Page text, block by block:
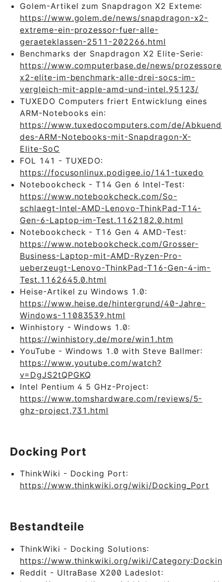
Golem-Artikel zum Snapdragon X2 Exteme:
https://www.golem.de/news/snapdragon-x2-
extreme-ein-prozessor-fuer-alle-
geraeteklassen-2511-202266.html
Benchmarks der Snapdragon X2 Elite-Serie:
https://www.computerbase.de/news/
x2-elite-im-benchmark-alle-drei-socs-im-
vergleich-mit-apple-amd-und-intel.95123/
TUXEDO Computers friert Entwicklung eines
ARM-Notebooks ein:
https://www.tuxedocomputers.com/de/
des-ARM-Notebooks-mit-Snapdragon-X-
Elite-SoC
FOL 141 - TUXEDO:
https://focusonlinux.podigee.io/141-tuxedo
Notebookcheck - T14 Gen 6 Intel-Test:
https://www.notebookcheck.com/So-
schlaegt-Intel-AMD-Lenovo-ThinkPad-T14-
Gen-6-Laptop-im-Test.1162182.0.html
Notebookcheck - T16 Gen 4 AMD-Test:
https://www.notebookcheck.com/Grosser-
Business-Laptop-mit-AMD-Ryzen-Pro-
ueberzeugt-Lenovo-ThinkPad-T16-Gen-4-im-
Test.1162645.0.html
Heise-Artikel zu Windows 1.0:
https://www.heise.de/hintergrund/40-Jahre-
Windows-11083539.html
Winhistory - Windows 1.0:
https://winhistory.de/more/win1.htm
YouTube - Windows 1.0 with Steve Ballmer:
https://www.youtube.com/watch?
v=DgJS2tQPGKQ
Intel Pentium 4 5 GHz-Project:
https://www.tomshardware.com/reviews/5-
ghz-project,731.html
Docking Port
ThinkWiki - Docking Port:
https://www.thinkwiki.org/wiki/Docking_Port
Bestandteile
ThinkWiki - Docking Solutions:
https://www.thinkwiki.org/wiki/
Reddit - UltraBase X200 Ladeslot: